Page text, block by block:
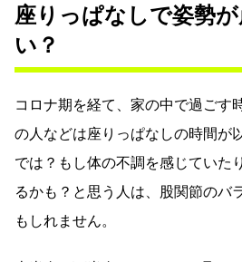
座りっぱなしで姿勢
い？
コロナ期を経て、家の中で過ごす
の人などは座りっぱなしの時間が
では？もし体の不調を感じていた
るかも？と思う人は、股関節のバ
もしれません。